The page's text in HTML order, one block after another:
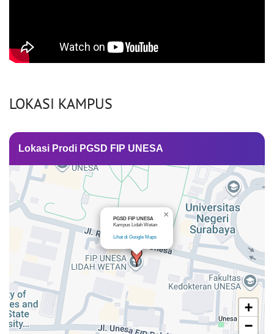
LOKASI KAMPUS
Lokasi Prodi PGSD FIP UNESA
PGSD FIP UNESA
Kampus Lidah Wetan
Lihat di Google Maps
×
+
−